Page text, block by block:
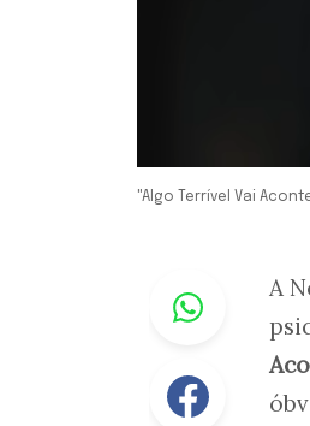
"Algo Terrível Vai
A